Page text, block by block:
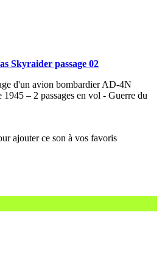
Skyraider passage 02
d'un avion bombardier AD-4N
– 2 passages en vol - Guerre du